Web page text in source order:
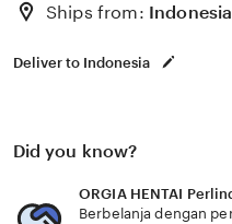
Ships from: Indonesia
Deliver to Indonesia
Did you know?
ORGIA HENTAI
Berbelanja dengan